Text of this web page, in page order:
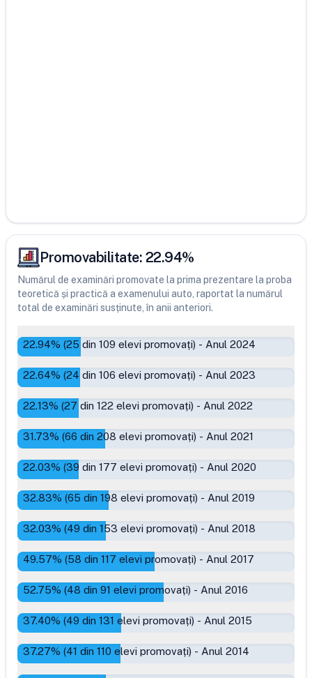
Promovabilitate: 22.94%
Numărul de examinări promovate la prima prezentare la proba
teoretică și practică a examenului auto, raportat la numărul
total de examinări susținute, în anii anteriori.
22.94% (25 din 109 elevi promovați) - Anul 2024
22.64% (24 din 106 elevi promovați) - Anul 2023
22.13% (27 din 122 elevi promovați) - Anul 2022
31.73% (66 din 208 elevi promovați) - Anul 2021
22.03% (39 din 177 elevi promovați) - Anul 2020
32.83% (65 din 198 elevi promovați) - Anul 2019
32.03% (49 din 153 elevi promovați) - Anul 2018
49.57% (58 din 117 elevi promovați) - Anul 2017
52.75% (48 din 91 elevi promovați) - Anul 2016
37.40% (49 din 131 elevi promovați) - Anul 2015
37.27% (41 din 110 elevi promovați) - Anul 2014